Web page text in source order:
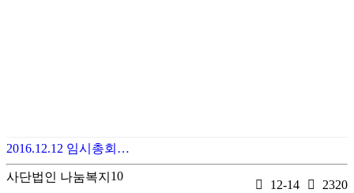
2016.12.12 임시총회…
사단법인 나눔복지
12-14 2320
10